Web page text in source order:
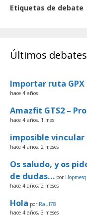
Etiquetas de debate
Últimos debates
Importar ruta GPX
hace 4 años
Amazfit GTS2 –
hace 4 años, 1 mes
imposible vincular
hace 4 años, 2 meses
Os saludo, y os
de dudas… por
hace 4 años, 2 meses
Hola por Raul78
hace 4 años, 3 meses